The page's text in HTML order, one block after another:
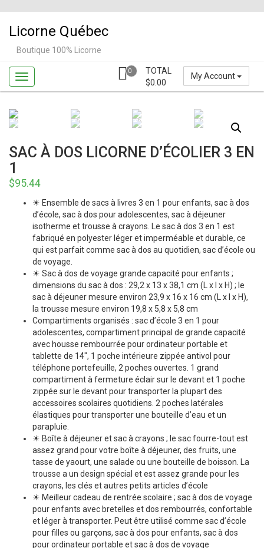
content
Licorne Québec
Boutique 100% Licorne
My Account
0
TOTAL
$0.00
SAC À DOS LICORNE D’ÉCOLIER 3 EN
1
$95.44
☀ Ensemble de sacs à livres 3 en 1 pour enfants, sac à dos
d’école, sac à dos pour adolescentes, sac à déjeuner
isotherme et trousse à crayons. Le sac à dos 3 en 1 est
fabriqué en polyester léger et imperméable et durable, ce
qui est parfait comme sac à dos au quotidien, sac d’école ou
de voyage.
☀ Sac à dos de voyage grande capacité pour enfants ;
dimensions du sac à dos : 29,2 x 13 x 38,1 cm (L x l x H) ; le
sac à déjeuner mesure environ 23,9 x 16 x 16 cm (L x l x H),
la trousse mesure environ 19,8 x 5,8 x 5,8 cm
Compartiments organisés : sac d’école 3 en 1 pour
adolescentes, compartiment principal de grande capacité
avec housse rembourrée pour ordinateur portable et
tablette de 14″, 1 poche intérieure zippée antivol pour
téléphone portefeuille, 2 poches ouvertes. 1 grand
compartiment à fermeture éclair sur le devant et 1 poche
zippée sur le devant pour transporter la plupart des
accessoires scolaires quotidiens. 2 poches latérales
élastiques pour transporter une bouteille d’eau et un
parapluie.
☀ Boîte à déjeuner et sac à crayons ; le sac fourre-tout est
assez grand pour votre boîte à déjeuner, des fruits, une
tasse de yaourt, une salade ou une bouteille de boisson. La
trousse a un design spécial et est assez grande pour les
crayons, les clés et autres petits articles d’école
☀ Meilleur cadeau de rentrée scolaire ; sac à dos de voyage
pour enfants avec bretelles et dos rembourrés, confortable
et léger à transporter. Peut être utilisé comme sac d’école
pour filles ou garçons, sac à dos pour enfants, sac à dos
pour ordinateur portable et sac à dos de voyage